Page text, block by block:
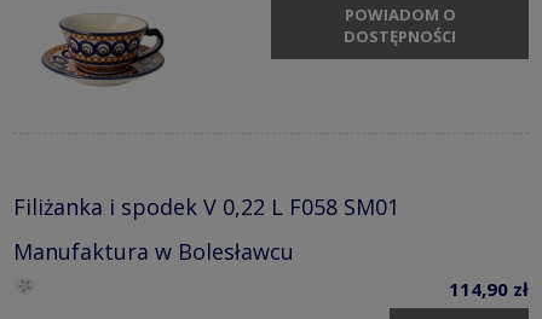
POWIADOM O
DOSTĘPNOŚCI
Filiżanka i spodek V 0,22 L F058 SM01
Manufaktura w Bolesławcu
114,90 zł